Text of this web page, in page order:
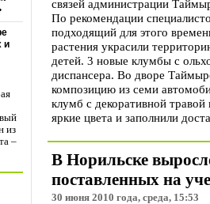
и
из
–
связей администрации
По рекомендации
подходящий для этого
растения украсили
детей. 3 новые клумбы с
диспансера. Во дворе
композицию из семи
клумб с декоративной
яркие цвета и заполнили
В Норильске
поставленных на
30 июня 2010 года, среда, 15:53